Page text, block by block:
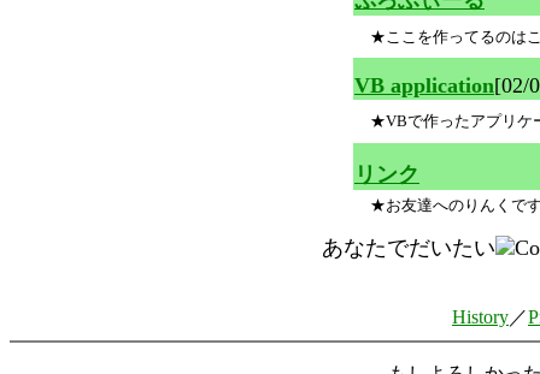
★ここを作ってるのは
VB application[02/
★VBで作ったアプリケ
リンク
★お友達へのりんくで
あなたでだいたい
History／